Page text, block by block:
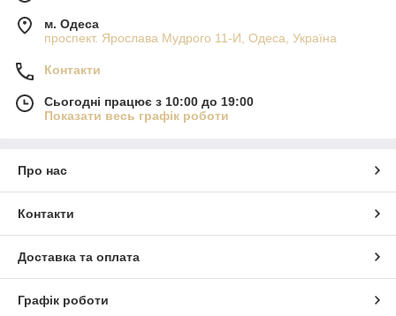
м. Одеса
проспект. Ярослава Мудрого 11-И, Одеса, Україна
Контакти
Сьогодні працює з 10:00 до 19:00
Показати весь графік роботи
Про нас
Контакти
Доставка та оплата
Графік роботи